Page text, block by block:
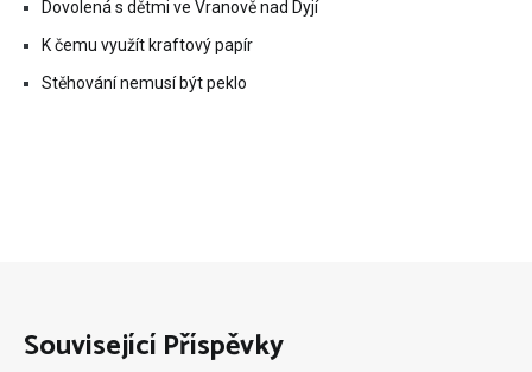
Dovolená s dětmi ve Vranově nad Dyjí
K čemu využít kraftový papír
Stěhování nemusí být peklo
Související Příspěvky